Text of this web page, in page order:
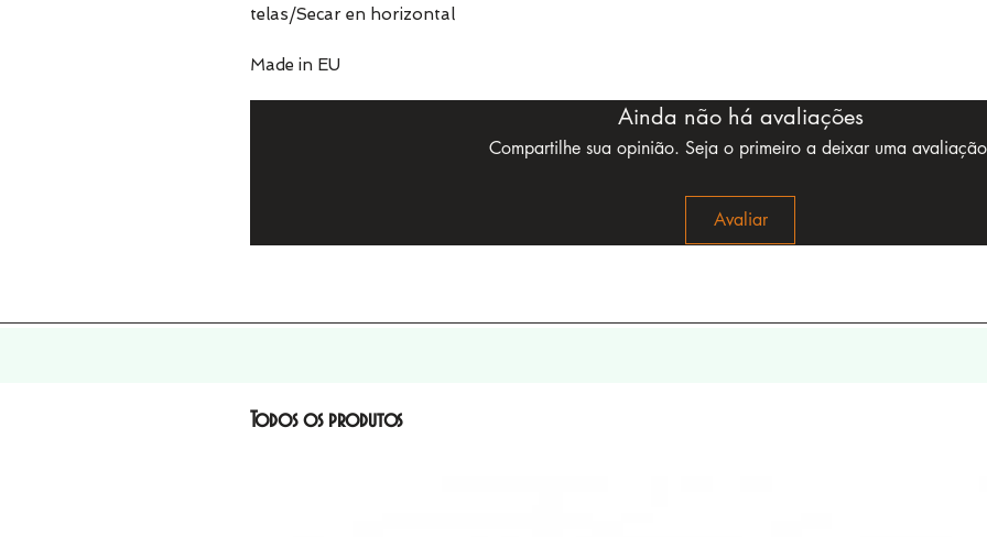
telas/Secar en horizontal
Made in EU
Ainda não há avaliações
Compartilhe sua opinião. Seja o primeiro a deixar uma
Avaliar
Todos os produtos